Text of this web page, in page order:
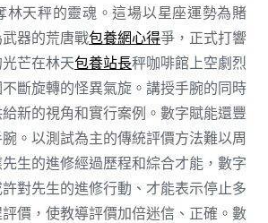
林天秤的靈魂。這場以星座運勢為賭
器的荒唐戰包養網心得爭，正式打響
芒在林天包養站長秤咖啡館上空劇烈
斷旋轉的怪異氣旋。講授手腕的同時
新的視角和實行案例。數字賦能還豐
。以測試為主的傳統評價方法難以周
生的進修經過歷程和綜合才能，數字
對先生的進修行動、才能表示停止多
價，使教導評價加倍迷信、正確。數